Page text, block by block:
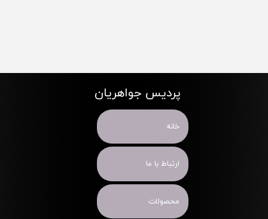
پردیس جواهریان
خانه
ارتباط با ما
محصولات